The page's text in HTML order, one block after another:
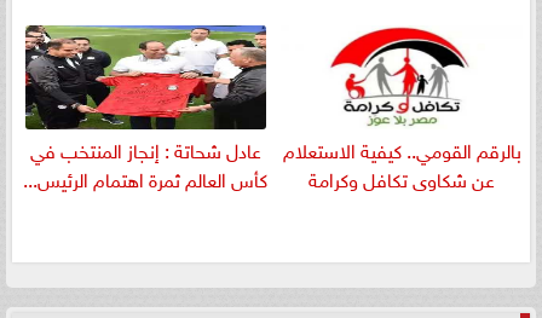
بالرقم القومي.. كيفية الاستعلام
عن شكاوى تكافل وكرامة
عادل شحاتة : إنجاز المنتخب في
كأس العالم ثمرة اهتمام الرئيس...